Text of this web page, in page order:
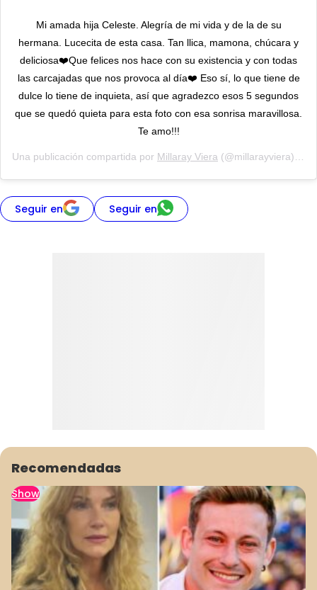
Mi amada hija Celeste. Alegría de mi vida y de la de su
hermana. Lucecita de esta casa. Tan llica, mamona, chúcara y
deliciosa❤️Que felices nos hace con su existencia y con todas
las carcajadas que nos provoca al día❤️ Eso sí, lo que tiene de
dulce lo tiene de inquieta, así que agradezco esos 5 segundos
que se quedó quieta para esta foto con esa sonrisa maravillosa.
Te amo!!!
Una publicación compartida por Millaray Viera (@millarayviera) el
Seguir en Seguir en
Recomendadas
Show